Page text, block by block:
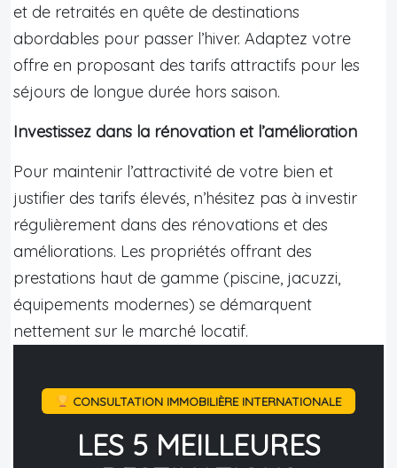
et de retraités en quête de destinations
abordables pour passer l’hiver. Adaptez votre
offre en proposant des tarifs attractifs pour les
séjours de longue durée hors saison.
Investissez dans la rénovation et l’amélioration
Pour maintenir l’attractivité de votre bien et
justifier des tarifs élevés, n’hésitez pas à investir
régulièrement dans des rénovations et des
améliorations. Les propriétés offrant des
prestations haut de gamme (piscine, jacuzzi,
équipements modernes) se démarquent
nettement sur le marché locatif.
CONSULTATION IMMOBILIÈRE INTERNATIONALE
LES 5 MEILLEURES